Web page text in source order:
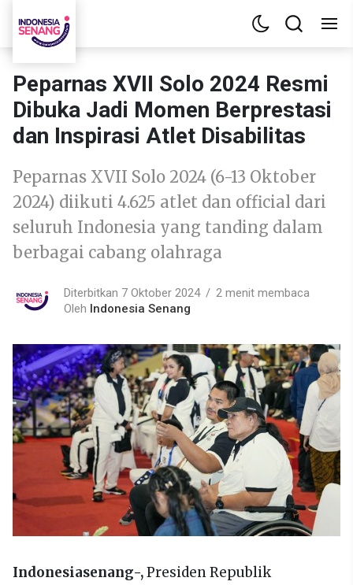
Peparnas XVII Solo 2024 Resmi
Dibuka Jadi Momen Berprestasi
dan Inspirasi Atlet Disabilitas
Peparnas XVII Solo 2024 (6-13 Oktober
2024) diikuti 4.625 atlet dan official dari
seluruh Indonesia yang tanding dalam
berbagai cabang olahraga
Diterbitkan 7 Oktober 2024
2 menit membaca
Oleh Indonesia Senang
Indonesiasenang-,Presiden Republik